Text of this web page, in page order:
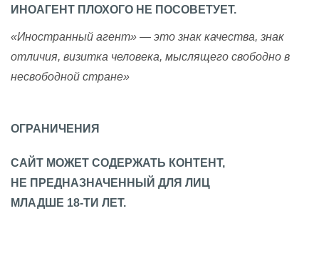
ИНОАГЕНТ ПЛОХОГО НЕ ПОСОВЕТУЕТ.
«Иностранный агент» — это знак качества, знак
отличия, визитка человека, мыслящего свободно в
несвободной стране»
ОГРАНИЧЕНИЯ
САЙТ МОЖЕТ СОДЕРЖАТЬ КОНТЕНТ,
НЕ ПРЕДНАЗНАЧЕННЫЙ ДЛЯ ЛИЦ
МЛАДШЕ 18-ТИ ЛЕТ.